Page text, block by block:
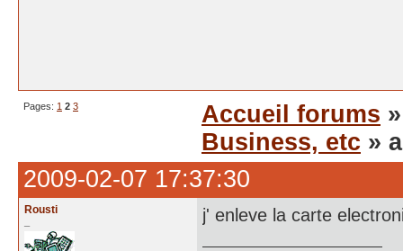
Pages: 1 2 3 Accueil forums
Business, etc »
2009-02-07 17:37:30
Rousti j' enleve la carte